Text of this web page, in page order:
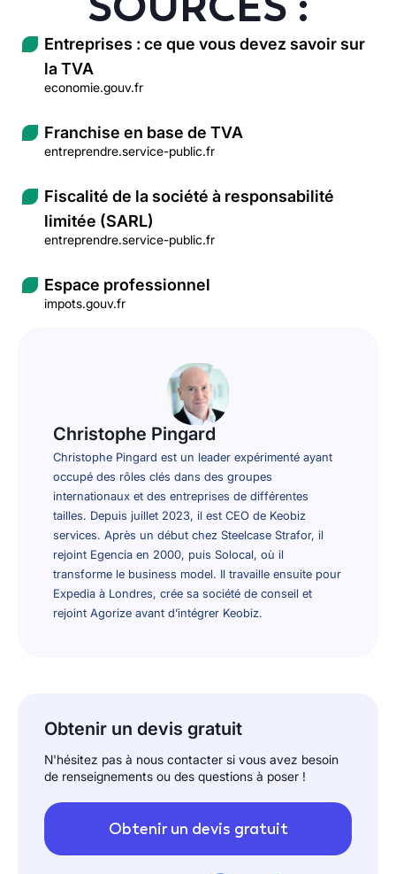
Entreprises : ce que vous devez savoir sur
la TVA
economie.gouv.fr
Franchise en base de TVA
entreprendre.service-public.fr
Fiscalité de la société à responsabilité
limitée (SARL)
entreprendre.service-public.fr
Espace professionnel
impots.gouv.fr
Christophe Pingard
Christophe Pingard est un leader expérimenté ayant
occupé des rôles clés dans des groupes
internationaux et des entreprises de différentes
tailles. Depuis juillet 2023, il est CEO de Keobiz
services. Après un début chez Steelcase Strafor, il
rejoint Egencia en 2000, puis Solocal, où il
transforme le business model. Il travaille ensuite pour
Expedia à Londres, crée sa société de conseil et
rejoint Agorize avant d’intégrer Keobiz.
Obtenir un devis gratuit
N'hésitez pas à nous contacter si vous avez besoin
de renseignements ou des questions à poser !
Obtenir un devis gratuit